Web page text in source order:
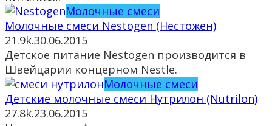
Молочные смеси
Молочные смеси Nestogen (Нестожен)
21.9k.30.06.2015
Детское питание Nestogen производится в
Швейцарии концерном Nestle.
Молочные смеси
Детские молочные смеси Нутрилон (Nutrilon)
27.8k.23.06.2015